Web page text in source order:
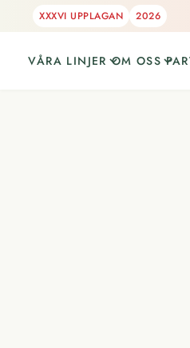
XXXVI UPPLAGAN 2026
VÅRA LINJER OM OSS